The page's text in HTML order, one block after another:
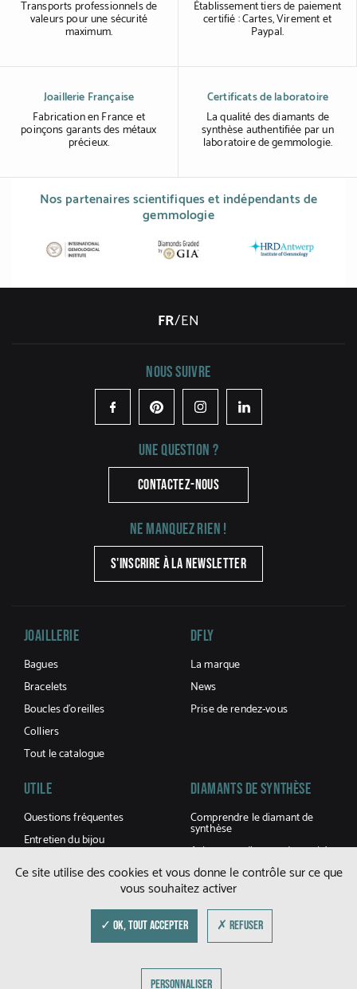
Transports professionnels de
valeurs pour une sécurité
maximum.
Établissement tiers de paiement
certifié : Cartes, Virement et
Paypal.
Joaillerie Française
Fabrication en France et
poinçons garants des métaux
précieux.
Certificats de laboratoire
La qualité des diamants de
synthèse authentifiée par un
laboratoire de gemmologie.
Nos partenaires scientifiques et indépendants de
gemmologie
FR/EN
Nous suivre
FacebookPinterestInstagramLinkedIn
Une question ?
CONTACTEZ-NOUS
Ne manquez rien !
S'INSCRIRE À LA NEWSLETTER
Joaillerie
Bagues
Bracelets
Boucles d’oreilles
Colliers
Tout le catalogue
DFLY
La marque
News
Prise de rendez-vous
UTILE
Questions fréquentes
Entretien du bijou
Conditions générales de
ventes
Diamants De Synthèse
Comprendre le diamant de
synthèse
Acheter un diamant de synthèse
© DFLY 2026
Ce site utilise des cookies et vous donne le contrôle sur ce que
vous souhaitez activer
✓ OK, TOUT ACCEPTER ✗ REFUSER
PERSONNALISER